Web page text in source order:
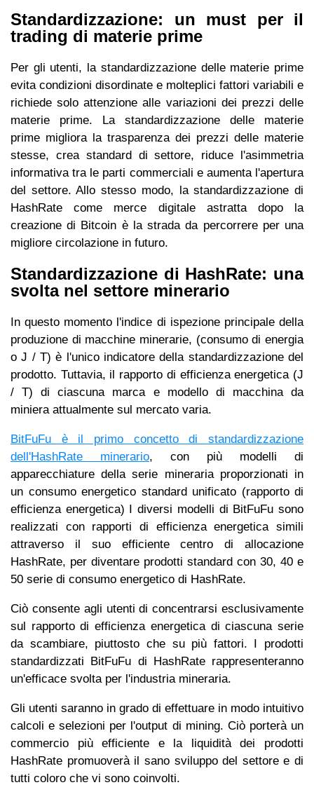
Standardizzazione: un must per il
trading di materie prime
Per gli utenti, la standardizzazione delle materie prime
evita condizioni disordinate e molteplici fattori variabili e
richiede solo attenzione alle variazioni dei prezzi delle
materie prime. La standardizzazione delle materie
prime migliora la trasparenza dei prezzi delle materie
stesse, crea standard di settore, riduce l'asimmetria
informativa tra le parti commerciali e aumenta l'apertura
del settore. Allo stesso modo, la standardizzazione di
HashRate come merce digitale astratta dopo la
creazione di Bitcoin è la strada da percorrere per una
migliore circolazione in futuro.
Standardizzazione di HashRate: una
svolta nel settore minerario
In questo momento l'indice di ispezione principale della
produzione di macchine minerarie, (consumo di energia
o J / T) è l'unico indicatore della standardizzazione del
prodotto. Tuttavia, il rapporto di efficienza energetica (J
/ T) di ciascuna marca e modello di macchina da
miniera attualmente sul mercato varia.
BitFuFu è il primo concetto di standardizzazione
dell'HashRate minerario, con più modelli di
apparecchiature della serie mineraria proporzionati in
un consumo energetico standard unificato (rapporto di
efficienza energetica) I diversi modelli di BitFuFu sono
realizzati con rapporti di efficienza energetica simili
attraverso il suo efficiente centro di allocazione
HashRate, per diventare prodotti standard con 30, 40 e
50 serie di consumo energetico di HashRate.
Ciò consente agli utenti di concentrarsi esclusivamente
sul rapporto di efficienza energetica di ciascuna serie
da scambiare, piuttosto che su più fattori. I prodotti
standardizzati BitFuFu di HashRate rappresenteranno
un'efficace svolta per l'industria mineraria.
Gli utenti saranno in grado di effettuare in modo intuitivo
calcoli e selezioni per l'output di mining. Ciò porterà un
commercio più efficiente e la liquidità dei prodotti
HashRate promuoverà il sano sviluppo del settore e di
tutti coloro che vi sono coinvolti.